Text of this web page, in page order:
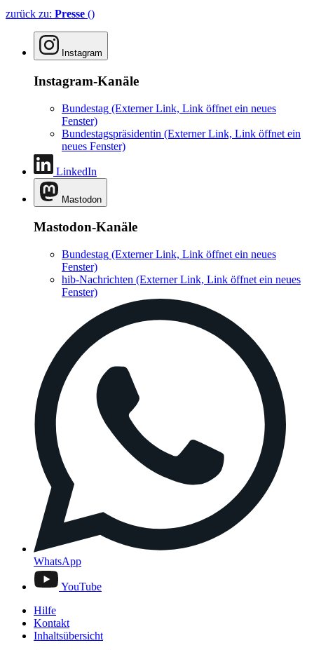
zurück zu: Presse ()
Instagram
Instagram-Kanäle
Bundestag (Externer Link, Link öffnet ein neues
Fenster)
Bundestagspräsidentin (Externer Link, Link öffnet ein
neues Fenster)
LinkedIn
Mastodon
Mastodon-Kanäle
Bundestag (Externer Link, Link öffnet ein neues
Fenster)
hib-Nachrichten (Externer Link, Link öffnet ein neues
Fenster)
WhatsApp
YouTube
Hilfe
Kontakt
Inhaltsübersicht